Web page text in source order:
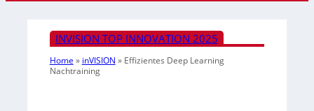
INVISION TOP INNOVATION 2025
Home » inVISION » Effizientes Deep Learning
Nachtraining